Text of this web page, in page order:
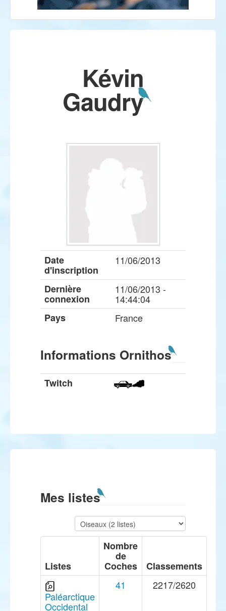
Kévin
Gaudry
Date
d'inscription
11/06/2013
Dernière
connexion
11/06/2013 -
14:44:04
Pays
France
Informations Ornithos
Twitch
Mes listes
Listes
Nombre
de
Coches Classements
Paléarctique
Occidental
41 2217/2620